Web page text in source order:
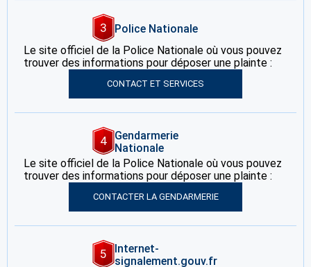
3
Police Nationale
Le site officiel de la Police Nationale où vous pouvez
trouver des informations pour déposer une plainte :
CONTACT ET SERVICES
4
Gendarmerie
Nationale
Le site officiel de la Police Nationale où vous pouvez
trouver des informations pour déposer une plainte :
CONTACTER LA GENDARMERIE
5
Internet-
signalement.gouv.fr